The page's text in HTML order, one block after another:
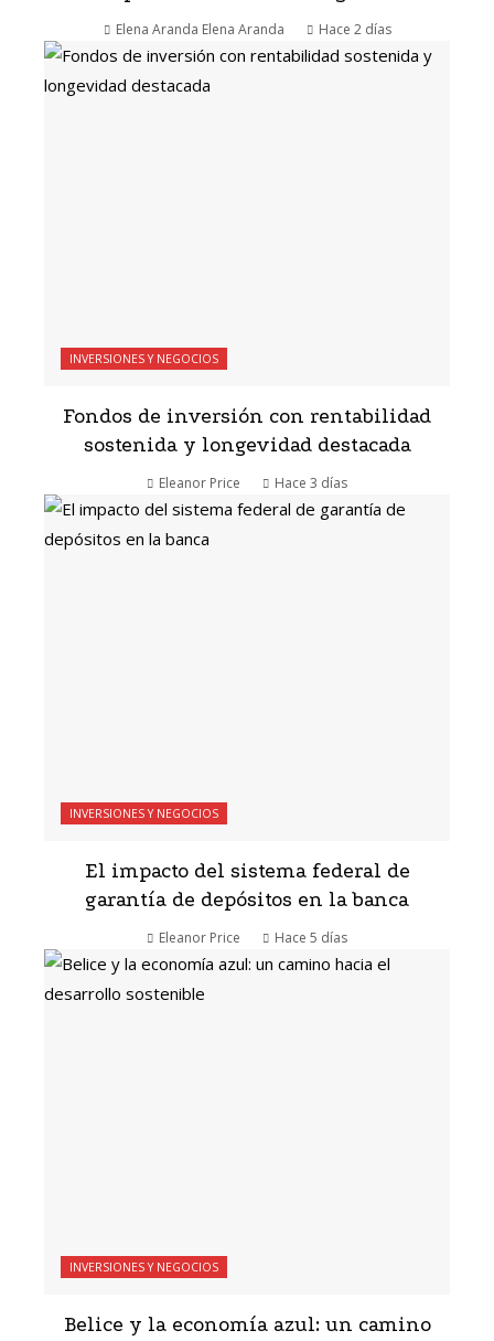
Elena Aranda Elena Aranda Hace 2 días
INVERSIONES Y NEGOCIOS
Fondos de inversión con rentabilidad
sostenida y longevidad destacada
Eleanor Price Hace 3 días
INVERSIONES Y NEGOCIOS
El impacto del sistema federal de
garantía de depósitos en la banca
Eleanor Price Hace 5 días
INVERSIONES Y NEGOCIOS
Belice y la economía azul: un camino